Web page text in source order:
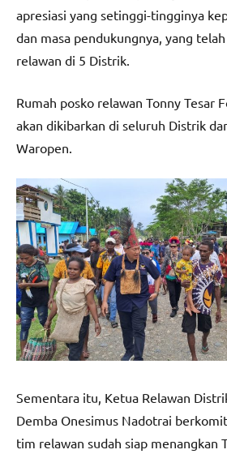
apresiasi yang setinggi-tingginya
dan masa pendukungnya, yang
relawan di 5 Distrik.
Rumah posko relawan Tonny Tesar
akan dikibarkan di seluruh Distrik
Waropen.
Sementara itu, Ketua Relawan
Demba Onesimus Nadotrai
tim relawan sudah siap menangkan